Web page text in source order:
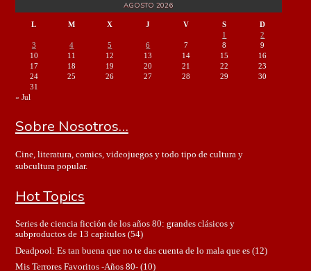
AGOSTO 2026
L M X J V S
D
1
2
3
4 5 6 7 8
9
10
11 12 13 14 15
16
17
18 19 20 21 22
23
24
25 26 27 28 29
30
31
« Jul
Sobre Nosotros…
Cine, literatura, comics, videojuegos y todo tipo de cultura y
subcultura popular.
Hot Topics
Series de ciencia ficción de los años 80: grandes clásicos y
subproductos de 13 capítulos(54)
Deadpool: Es tan buena que no te das cuenta de lo mala que es(12)
Mis Terrores Favoritos -Años 80-(10)